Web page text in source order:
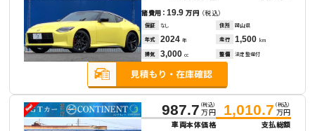
諸費用：19.9万円 （税込）
保証 なし 住所 岡山県
年式 2024 年 走行 1,500 km
排気 3,000 cc 整備 法定整備付
987.7 （税込）
万円
車両本体価格
1,010.7 （税込）
万円
支払総額